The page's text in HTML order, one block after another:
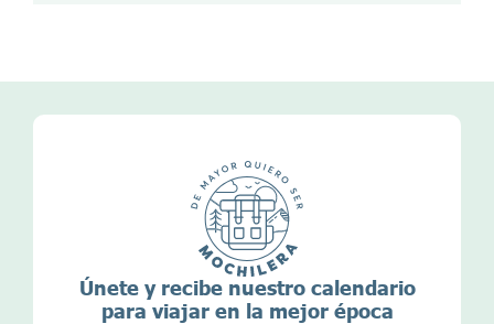
Únete y recibe nuestro calendario
para viajar en la mejor época